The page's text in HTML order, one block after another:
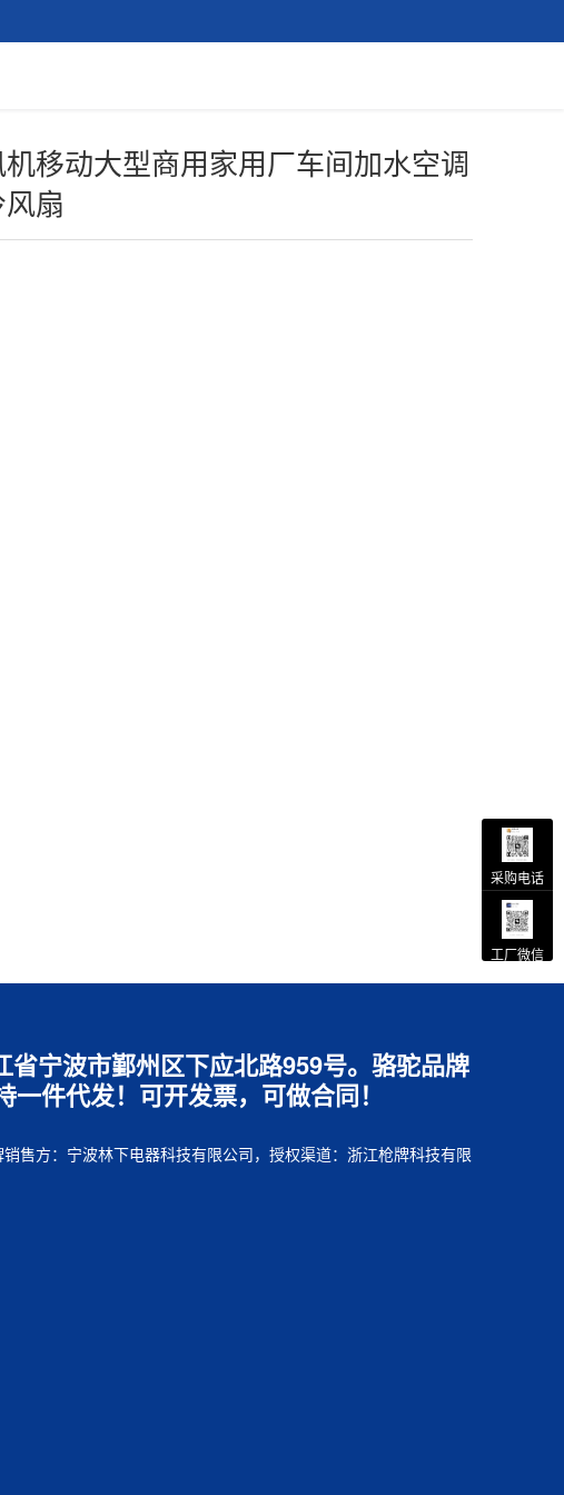
移动大型商用家用厂车间加水空调
扇
宁波市鄞州区下应北路959号。骆驼品牌
件代发！可开发票，可做合同！
售方：宁波林下电器科技有限公司，授权渠道：浙江枪牌科技有限
采购电话
工厂微信